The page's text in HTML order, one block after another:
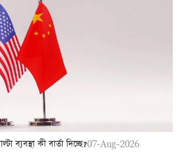
ব্যবস্থা কী বার্তা দিচ্ছে?07-Aug-2026